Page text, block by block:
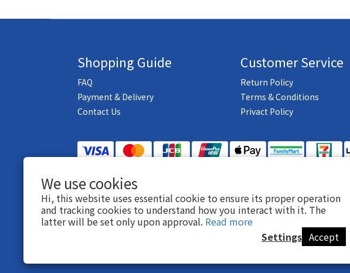
We use cookies
Hi, this website uses essential cookie to ensure its proper operation
and tracking cookies to understand how you interact with it. The
latter will be set only upon approval. Read more
Settings Accept
Shopping Guide
FAQ
Payment & Delivery
Contact Us
Customer Service
Return Policy
Terms & Conditions
Privact Policy
$TWD English